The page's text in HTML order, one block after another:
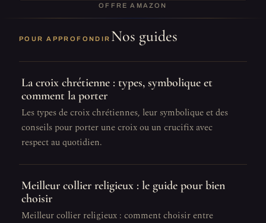
OFFRE AMAZON
POUR APPROFONDIR Nos guides
La croix chrétienne : types, symbolique et
comment la porter
Les types de croix chrétiennes, leur symbolique et des
conseils pour porter une croix ou un crucifix avec
respect au quotidien.
Meilleur collier religieux : le guide pour bien
choisir
Meilleur collier religieux : comment choisir entre